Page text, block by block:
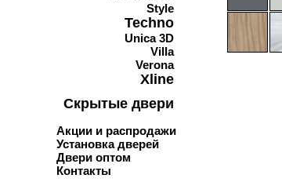
Style
Techno
Unica 3D
Villa
Verona
Xline
Скрытые двери
Акции и распродажи
Установка дверей
Двери оптом
Контакты